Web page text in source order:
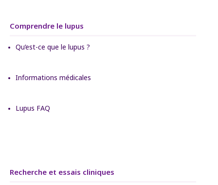
Comprendre le lupus
Qu’est-ce que le lupus ?
Informations médicales
Lupus FAQ
Recherche et essais cliniques